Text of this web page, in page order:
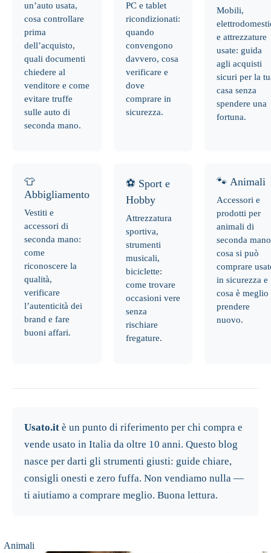
un’auto usata,
cosa controllare
prima
dell’acquisto,
quali documenti
chiedere al
venditore e come
evitare truffe
sulle auto di
seconda mano.
PC e tablet
ricondizionati:
quando
convengono
davvero, cosa
verificare e
dove
comprare in
sicurezza.
Mobili,
e attrezzature
usate: guida
agli acquisti
sicuri per la
casa senza
spendere una
fortuna.
👕
Abbigliamento
Vestiti e
accessori di
seconda mano:
come
riconoscere la
qualità,
verificare
l’autenticità dei
brand e fare
buoni affari.
⚽ Sport e
Hobby
Attrezzatura
sportiva,
strumenti
musicali,
biciclette:
come trovare
occasioni vere
senza
rischiare
fregature.
🐾 Animali
Accessori e
prodotti per
animali di
seconda
cosa si può
comprare
in sicurezza e
cosa è meglio
prendere
nuovo.
Usato.it è un punto di riferimento per chi compra e
vende usato in Italia da oltre 10 anni. Questo blog
nasce per darti gli strumenti giusti: guide chiare,
consigli onesti e zero fuffa. Non vendiamo nulla —
ti aiutiamo a comprare meglio. Buona lettura.
Animali